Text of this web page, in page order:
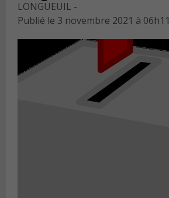
LONGUEUIL -
Publié le 3 novembre 2021 à 06h11